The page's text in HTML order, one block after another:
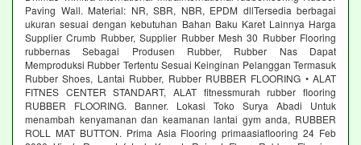
Paving Wall. Material: NR, SBR, NBR, EPDM dllTersedia berbagai
ukuran sesuai dengan kebutuhan Bahan Baku Karet Lainnya Harga
Supplier Crumb Rubber, Supplier Rubber Mesh 30 Rubber Flooring
rubbernas Sebagai Produsen Rubber, Rubber Nas Dapat
Memproduksi Rubber Tertentu Sesuai Keinginan Pelanggan Termasuk
Rubber Shoes, Lantai Rubber, Rubber RUBBER FLOORING • ALAT
FITNES CENTER STANDART, ALAT fitnessmurah rubber flooring
RUBBER FLOORING. Banner. Lokasi Toko Surya Abadi Untuk
menambah kenyamanan dan keamanan lantai gym anda, RUBBER
ROLL MAT BUTTON. Prima Asia Flooring primaasiaflooring 24 Feb